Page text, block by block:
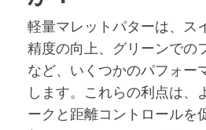
軽量マレットパターは、ス
精度の向上、グリーンでの
など、いくつかのパフォー
します。これらの利点は、
ークと距離コントロールを